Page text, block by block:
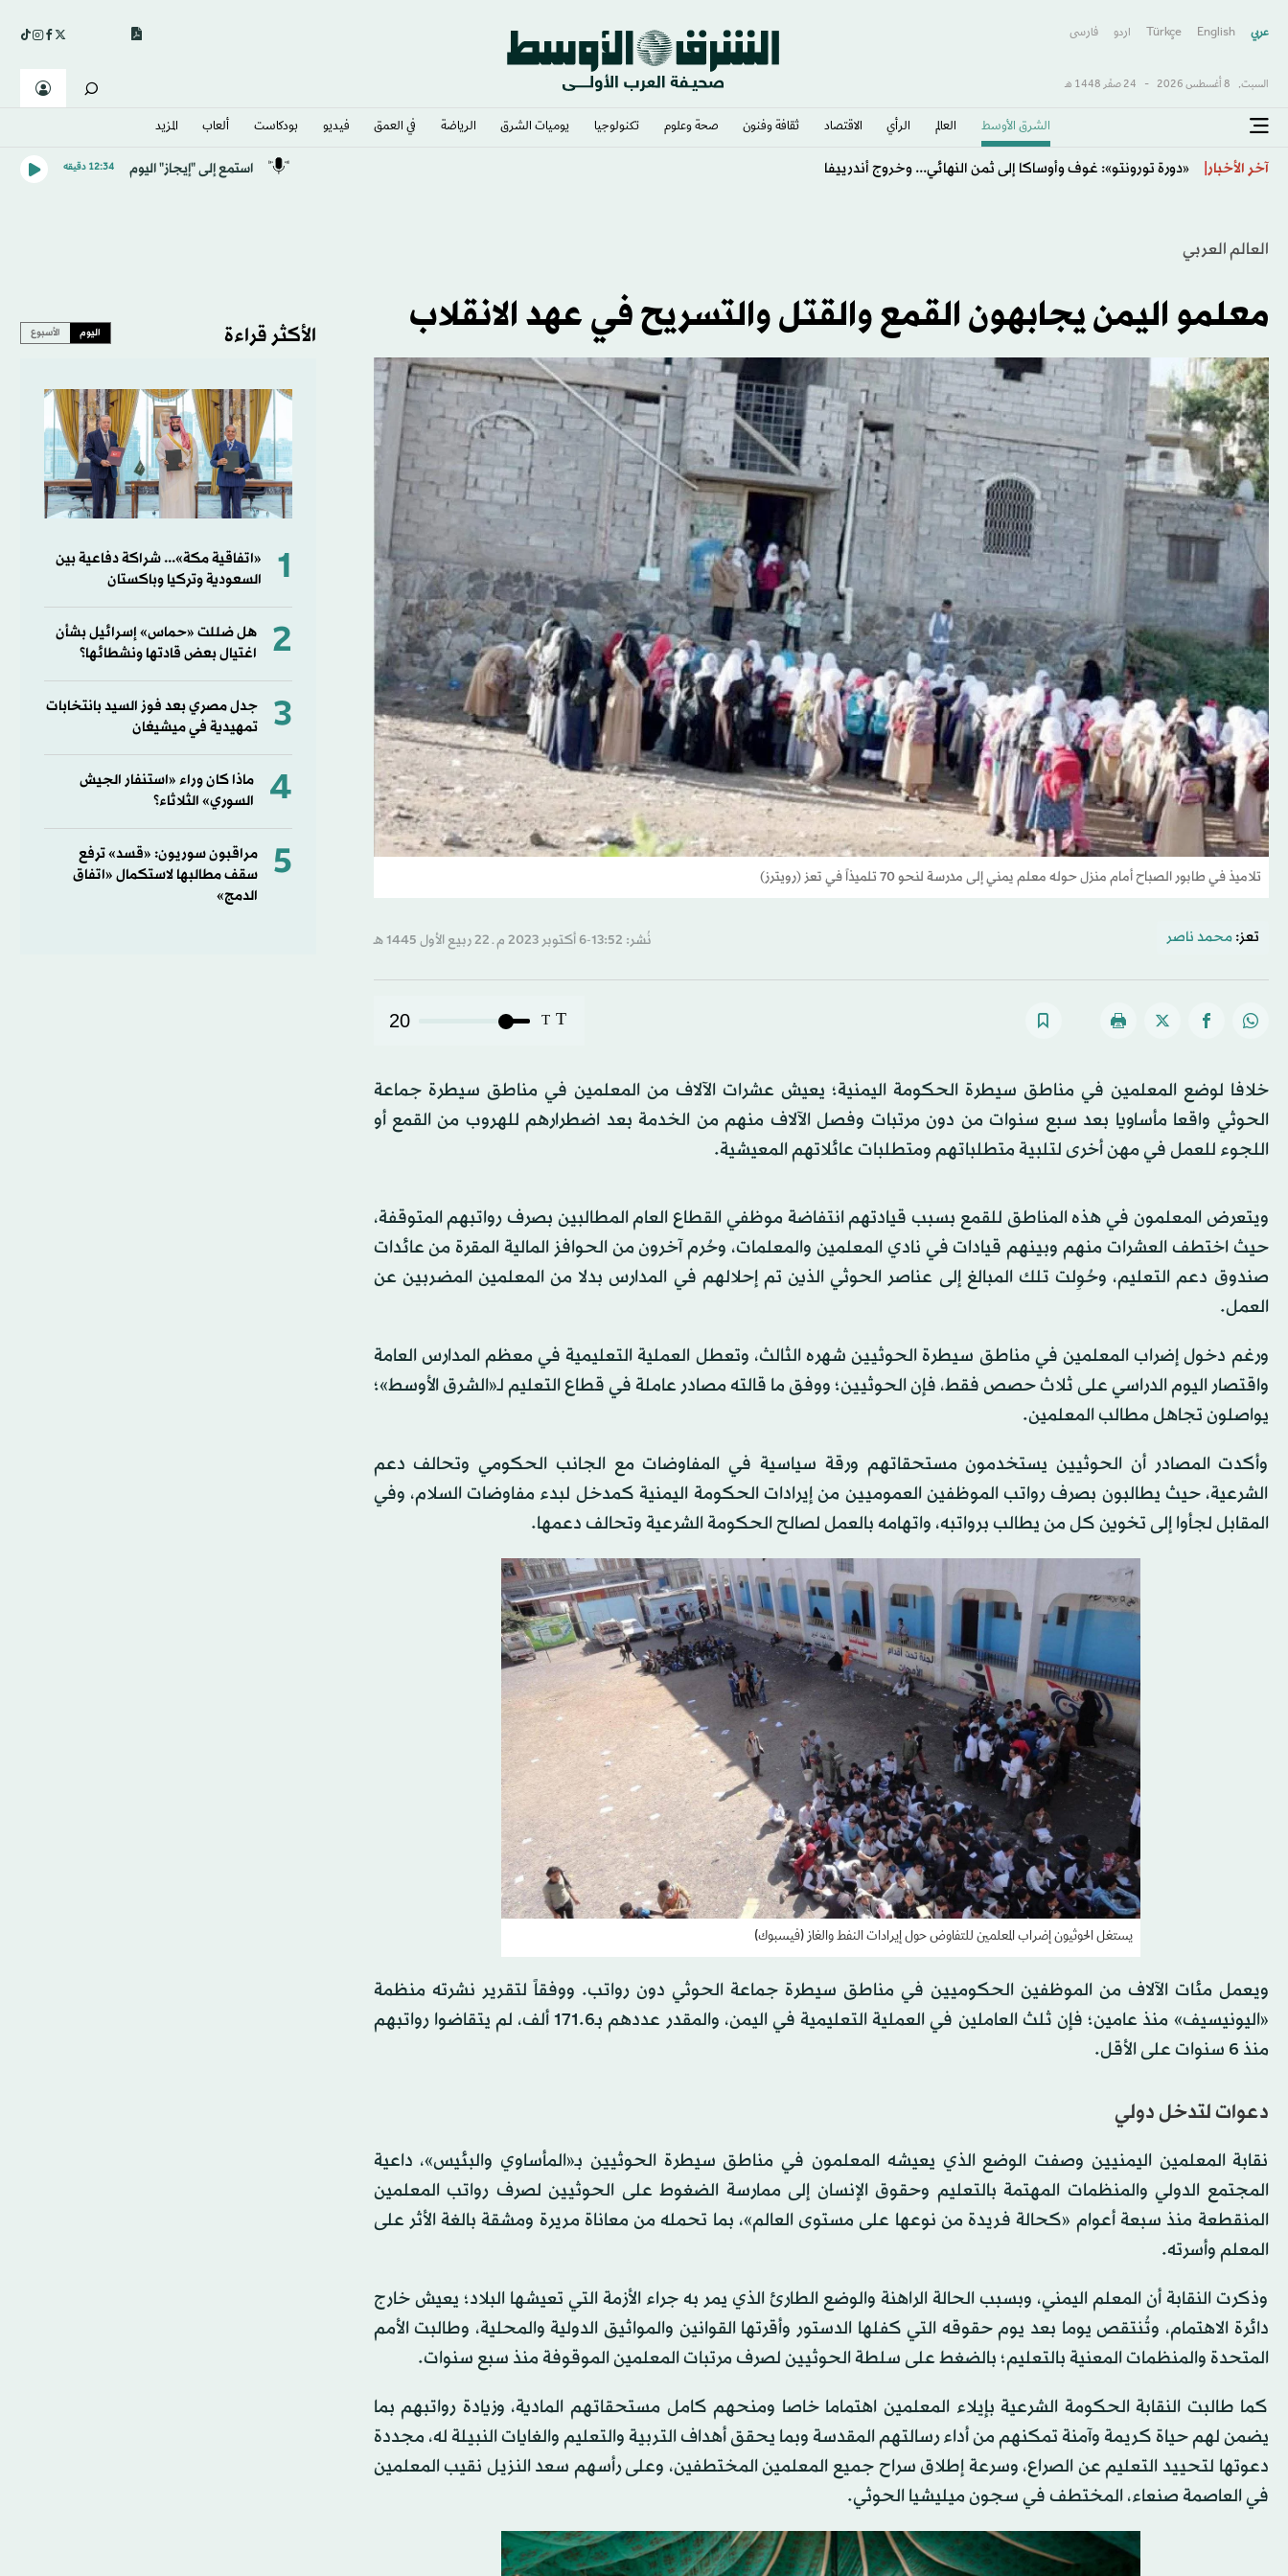
عربي English
Türkçe اردو فارسى
السبت, 8 أغسطس 2026 - 24 صفَر 1448 هـ
الشرق الأوسط​ العالم الرأي الاقتصاد ثقافة وفنون صحة وعلوم تكنولوجيا يوميات الشرق​ الرياضة في العمق فيديو بودكاست ألعاب المزيد
آخر الأخبار «أدنوك»: استهداف ناقلة تابعة للشركة بصاروخ أثناء عبورها «هرمز» استمع إلى "إيجاز" اليوم 12:34 دقيقه
العالم العربي
معلمو اليمن يجابهون القمع والقتل والتسريح في عهد الانقلاب
تلاميذ في طابور الصباح أمام منزل حوله معلم يمني إلى مدرسة لنحو 70 تلميذاً في تعز (رويترز)
تعز: محمد ناصر نُشر: 13:52-6 أكتوبر 2023 م ـ 22 ربيع الأول 1445 هـ
T
T
20
خلافا لوضع المعلمين في مناطق سيطرة الحكومة اليمنية؛ يعيش عشرات الآلاف من المعلمين في مناطق سيطرة جماعة
الحوثي واقعا مأساويا بعد سبع سنوات من دون مرتبات وفصل الآلاف منهم من الخدمة بعد اضطرارهم للهروب من القمع أو
اللجوء للعمل في مهن أخرى لتلبية متطلباتهم ومتطلبات عائلاتهم المعيشية.
ويتعرض المعلمون في هذه المناطق للقمع بسبب قيادتهم انتفاضة موظفي القطاع العام المطالبين بصرف رواتبهم المتوقفة،
حيث اختطف العشرات منهم وبينهم قيادات في نادي المعلمين والمعلمات، وحُرم آخرون من الحوافز المالية المقرة من عائدات
صندوق دعم التعليم، وحُوِلت تلك المبالغ إلى عناصر الحوثي الذين تم إحلالهم في المدارس بدلا من المعلمين المضربين عن
العمل.
ورغم دخول إضراب المعلمين في مناطق سيطرة الحوثيين شهره الثالث، وتعطل العملية التعليمية في معظم المدارس العامة
واقتصار اليوم الدراسي على ثلاث حصص فقط، فإن الحوثيين؛ ووفق ما قالته مصادر عاملة في قطاع التعليم لـ«الشرق الأوسط»؛
يواصلون تجاهل مطالب المعلمين.
وأكدت المصادر أن الحوثيين يستخدمون مستحقاتهم ورقة سياسية في المفاوضات مع الجانب الحكومي وتحالف دعم
الشرعية، حيث يطالبون بصرف رواتب الموظفين العموميين من إيرادات الحكومة اليمنية كمدخل لبدء مفاوضات السلام، وفي
المقابل لجأوا إلى تخوين كل من يطالب برواتبه، واتهامه بالعمل لصالح الحكومة الشرعية وتحالف دعمها.
يستغل الحوثيون إضراب المعلمين للتفاوض حول إيرادات النفط والغاز (فيسبوك)
ويعمل مئات الآلاف من الموظفين الحكوميين في مناطق سيطرة جماعة الحوثي دون رواتب. ووفقاً لتقرير نشرته منظمة
«اليونيسيف» منذ عامين؛ فإن ثلث العاملين في العملية التعليمية في اليمن، والمقدر عددهم بـ171.6 ألف، لم يتقاضوا رواتبهم
منذ 6 سنوات على الأقل.
دعوات لتدخل دولي
نقابة المعلمين اليمنيين وصفت الوضع الذي يعيشه المعلمون في مناطق سيطرة الحوثيين بـ«المأساوي والبئيس»، داعية
المجتمع الدولي والمنظمات المهتمة بالتعليم وحقوق الإنسان إلى ممارسة الضغوط على الحوثيين لصرف رواتب المعلمين
المنقطعة منذ سبعة أعوام «كحالة فريدة من نوعها على مستوى العالم»، بما تحمله من معاناة مريرة ومشقة بالغة الأثر على
المعلم وأسرته.
وذكرت النقابة أن المعلم اليمني، وبسبب الحالة الراهنة والوضع الطارئ الذي يمر به جراء الأزمة التي تعيشها البلاد؛ يعيش خارج
دائرة الاهتمام، وتُنتقص يوما بعد يوم حقوقه التي كفلها الدستور وأقرتها القوانين والمواثيق الدولية والمحلية، وطالبت الأمم
المتحدة والمنظمات المعنية بالتعليم؛ بالضغط على سلطة الحوثيين لصرف مرتبات المعلمين الموقوفة منذ سبع سنوات.
كما طالبت النقابة الحكومة الشرعية بإيلاء المعلمين اهتماما خاصا ومنحهم كامل مستحقاتهم المادية، وزيادة رواتبهم بما
يضمن لهم حياة كريمة وآمنة تمكنهم من أداء رسالتهم المقدسة وبما يحقق أهداف التربية والتعليم والغايات النبيلة له، مجددة
دعوتها لتحييد التعليم عن الصراع، وسرعة إطلاق سراح جميع المعلمين المختطفين، وعلى رأسهم سعد النزيل نقيب المعلمين
في العاصمة صنعاء، المختطف في سجون ميليشيا الحوثي.
الأكثر قراءة اليوم الأسبوع
1
«اتفاقية مكة»... شراكة دفاعية بين
السعودية وتركيا وباكستان
2
هل ضللت «حماس» إسرائيل بشأن
اغتيال بعض قادتها ونشطائها؟
3
جدل مصري بعد فوز السيد بانتخابات
تمهيدية في ميشيغان
4
ماذا كان وراء «استنفار الجيش
السوري» الثلاثاء؟
5
مراقبون سوريون: «قسد» ترفع
سقف مطالبها لاستكمال «اتفاق
الدمج»